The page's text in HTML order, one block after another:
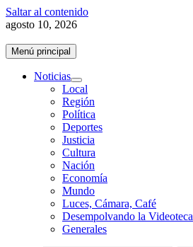
Saltar al contenido
agosto 10, 2026
Menú principal
Noticias
Local
Región
Política
Deportes
Justicia
Cultura
Nación
Economía
Mundo
Luces, Cámara, Café
Desempolvando la Videoteca
Generales